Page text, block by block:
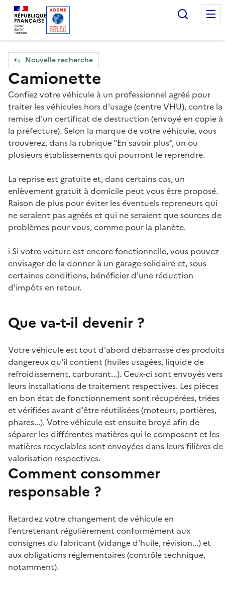
Accueil — Que Faire de mes objets & déchets
Nouvelle recherche
Camionette
Confiez votre véhicule à un professionnel agréé pour
traiter les véhicules hors d'usage (centre VHU), contre la
remise d'un certificat de destruction (envoyé en copie à
la préfecture). Selon la marque de votre véhicule, vous
trouverez, dans la rubrique "En savoir plus", un ou
plusieurs établissements qui pourront le reprendre.
La reprise est gratuite et, dans certains cas, un
enlèvement gratuit à domicile peut vous être proposé.
Raison de plus pour éviter les éventuels repreneurs qui
ne seraient pas agréés et qui ne seraient que sources de
problèmes pour vous, comme pour la planète.
ℹ️ Si votre voiture est encore fonctionnelle, vous pouvez
envisager de la donner à un garage solidaire et, sous
certaines conditions, bénéficier d'une réduction
d'impôts en retour.
Que va-t-il devenir ?
Votre véhicule est tout d'abord débarrassé des produits
dangereux qu'il contient (huiles usagées, liquide de
refroidissement, carburant...). Ceux-ci sont envoyés vers
leurs installations de traitement respectives. Les pièces
en bon état de fonctionnement sont récupérées, triées
et vérifiées avant d'être réutilisées (moteurs, portières,
phares...). Votre véhicule est ensuite broyé afin de
séparer les différentes matières qui le composent et les
matières recyclables sont envoyées dans leurs filières de
valorisation respectives.
Comment consommer
responsable ?
Retardez votre changement de véhicule en
l'entretenant régulièrement conformément aux
consignes du fabricant (vidange d'huile, révision...) et
aux obligations réglementaires (contrôle technique,
notamment).